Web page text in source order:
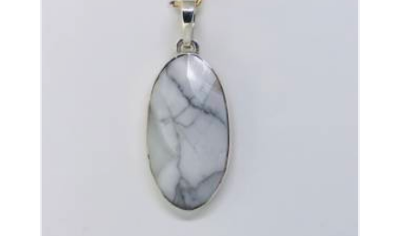
Pendentif Howlite
50 €